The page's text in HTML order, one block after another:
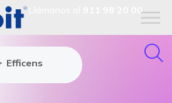
911 98 20 00
de proveedores
Efficens